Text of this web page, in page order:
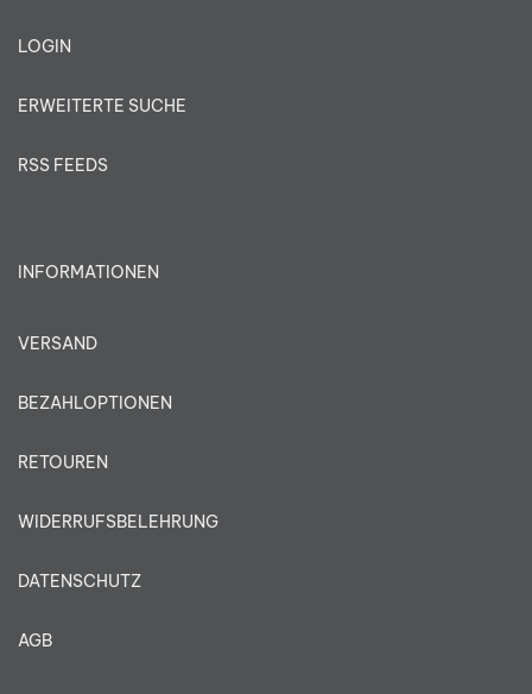
LOGIN
ERWEITERTE SUCHE
RSS FEEDS
INFORMATIONEN
VERSAND
BEZAHLOPTIONEN
RETOUREN
WIDERRUFSBELEHRUNG
DATENSCHUTZ
AGB